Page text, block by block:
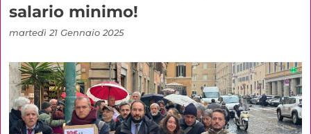
salario minimo!
martedì 21 Gennaio 2025